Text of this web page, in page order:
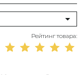
Рейтинг товара: